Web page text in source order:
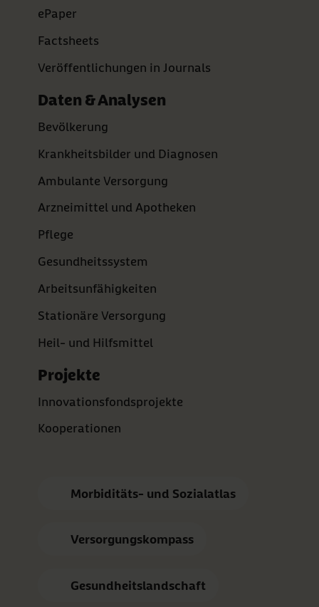
ePaper
Factsheets
Veröffentlichungen in Journals
Daten & Analysen
Bevölkerung
Krankheitsbilder und Diagnosen
Ambulante Versorgung
Arzneimittel und Apotheken
Pflege
Gesundheitssystem
Arbeitsunfähigkeiten
Stationäre Versorgung
Heil- und Hilfsmittel
Projekte
Innovationsfondsprojekte
Kooperationen
Morbiditäts- und Sozialatlas
Versorgungskompass
Gesundheitslandschaft